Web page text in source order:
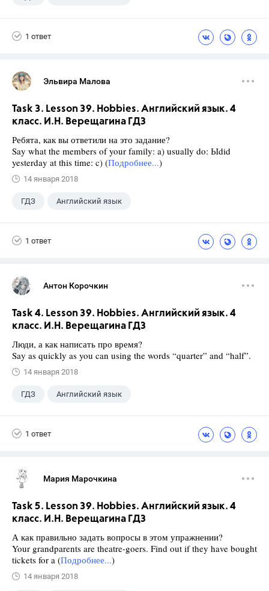
1 ответ
Эльвира Малова
Task 3. Lesson 39. Hobbies. Английский язык. 4
класс. И.Н. Верещагина ГДЗ
Ребята, как вы ответили на это задание?
Say what the members of your family: a) usually do: Ыdid
yesterday at this time: c) (Подробнее...)
14 января 2018
ГДЗ Английский язык
1 ответ
Антон Корочкин
Task 4. Lesson 39. Hobbies. Английский язык. 4
класс. И.Н. Верещагина ГДЗ
Люди, а как написать про время?
Say as quickly as you can using the words “quarter” and “half”.
14 января 2018
ГДЗ Английский язык
1 ответ
Мария Марочкина
Task 5. Lesson 39. Hobbies. Английский язык. 4
класс. И.Н. Верещагина ГДЗ
А как правильно задать вопросы в этом упражнении?
Your grandparents are theatre-goers. Find out if they have bought
tickets for a (Подробнее...)
14 января 2018